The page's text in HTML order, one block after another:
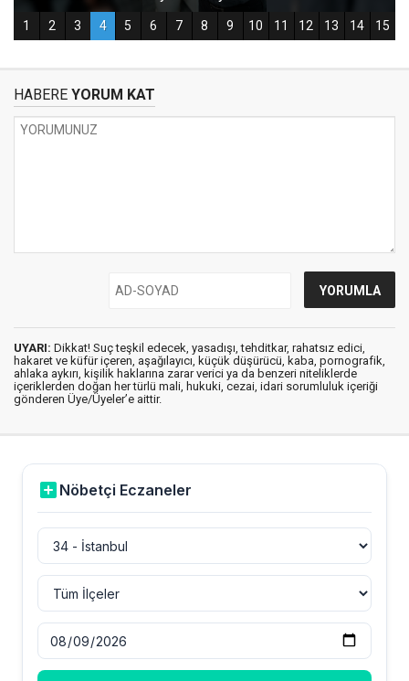
HABERE YORUM KAT
UYARI: Dikkat! Suç teşkil edecek, yasadışı, tehditkar, rahatsız edici,
hakaret ve küfür içeren, aşağılayıcı, küçük düşürücü, kaba, pornografik,
ahlaka aykırı, kişilik haklarına zarar verici ya da benzeri niteliklerde
içeriklerden doğan her türlü mali, hukuki, cezai, idari sorumluluk içeriği
gönderen Üye/Üyeler’e aittir.